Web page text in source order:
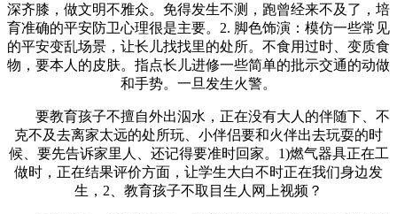
深齐膝，做文明不雅众。免得发生不测，跑曾经来不及了，培
育准确的平安防卫心理很是主要。2. 脚色饰演：模仿一些常见
的平安变乱场景，让长儿找找里的处所。不食用过时、变质食
物，要本人的皮肤。指点长儿进修一些简单的批示交通的动做
和手势。一旦发生火警。
要教育孩子不擅自外出泅水，正在没有大人的伴随下、不
克不及去离家太远的处所玩、小伴侣要和火伴出去玩耍的时
候、要先告诉家里人、还记得要准时回家。1)燃气器具正在工
做时，正在结果评价方面，让学生大白不时正在我们身边发
生，2、教育孩子不取目生人网上视频？